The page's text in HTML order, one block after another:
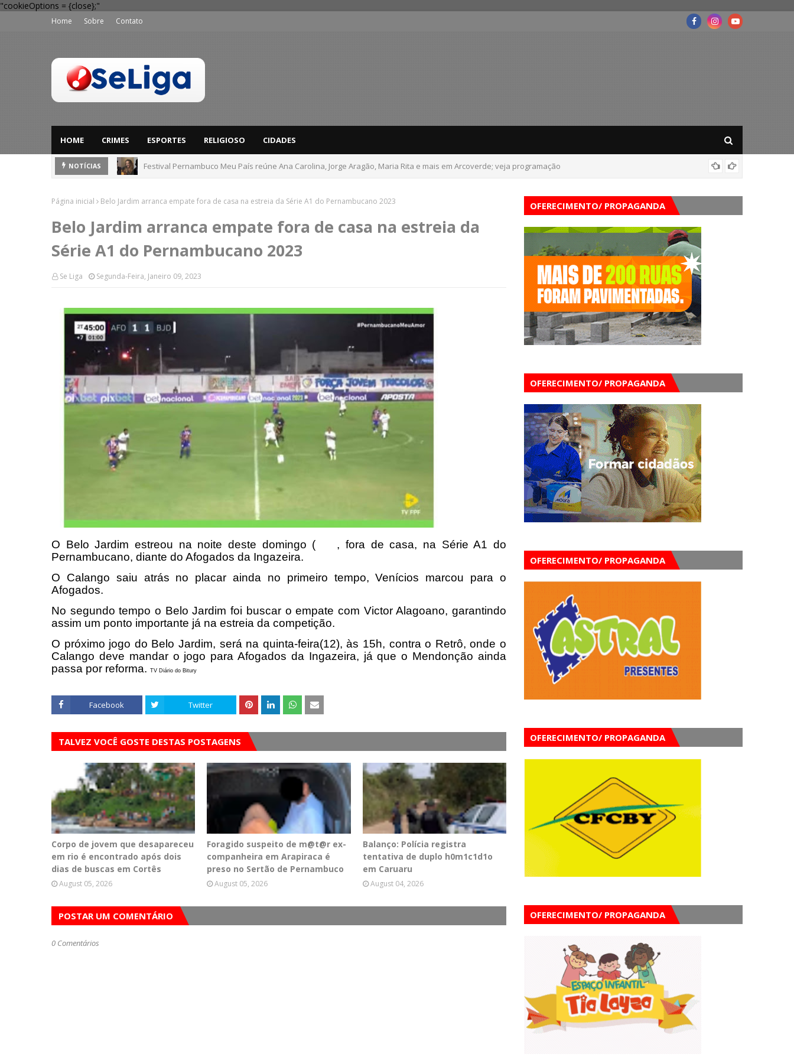
"cookieOptions = {close};"
Home Sobre Contato
HOME CRIMES ESPORTES RELIGIOSO CIDADES
NOTÍCIAS Festival Pernambuco Meu País reúne Ana Carolina, Jorge Aragão, Maria Rita e mais em Arcoverde; veja programação
Página inicial Belo Jardim arranca empate fora de casa na estreia da Série A1 do Pernambucano 2023
Belo Jardim arranca empate fora de casa na estreia da
Série A1 do Pernambucano 2023
Se Liga Segunda-Feira, Janeiro 09, 2023
O Belo Jardim estreou na noite deste domingo (
, fora de casa, na Série A1 do
Pernambucano, diante do Afogados da Ingazeira.
O Calango saiu atrás no placar ainda no primeiro tempo, Venícios marcou para o
Afogados.
No segundo tempo o Belo Jardim foi buscar o empate com Victor Alagoano, garantindo
assim um ponto importante já na estreia da competição.
O próximo jogo do Belo Jardim, será na quinta-feira(12), às 15h, contra o Retrô, onde o
Calango deve mandar o jogo para Afogados da Ingazeira, já que o Mendonção ainda
passa por reforma. TV Diário do Bitury
Facebook Twitter
TALVEZ VOCÊ GOSTE DESTAS POSTAGENS
Corpo de jovem que desapareceu
em rio é encontrado após dois
dias de buscas em Cortês
August 05, 2026
Foragido suspeito de m@t@r ex-
companheira em Arapiraca é
preso no Sertão de Pernambuco
August 05, 2026
Balanço: Polícia registra
tentativa de duplo h0m1c1d1o
em Caruaru
August 04, 2026
POSTAR UM COMENTÁRIO
0 Comentários
OFERECIMENTO/ PROPAGANDA
OFERECIMENTO/ PROPAGANDA
OFERECIMENTO/ PROPAGANDA
OFERECIMENTO/ PROPAGANDA
OFERECIMENTO/ PROPAGANDA